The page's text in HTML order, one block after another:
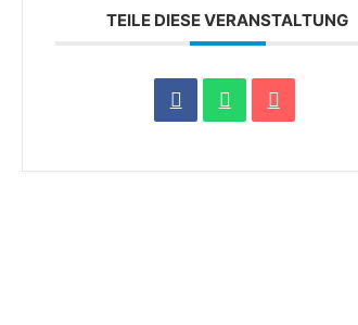
TEILE DIESE VERANSTALTUNG